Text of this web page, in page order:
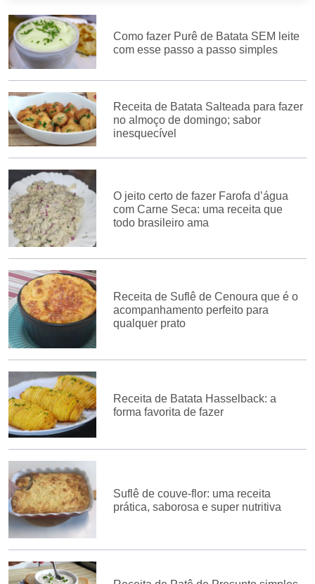
Como fazer Purê de Batata SEM leite
com esse passo a passo simples
Receita de Batata Salteada para fazer
no almoço de domingo; sabor
inesquecível
O jeito certo de fazer Farofa d’água
com Carne Seca: uma receita que
todo brasileiro ama
Receita de Suflê de Cenoura que é o
acompanhamento perfeito para
qualquer prato
Receita de Batata Hasselback: a
forma favorita de fazer
Suflê de couve-flor: uma receita
prática, saborosa e super nutritiva